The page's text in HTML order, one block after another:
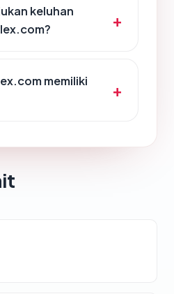
keluhan
memiliki